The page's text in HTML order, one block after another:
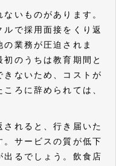
いものがあります。
で採用面接をくり返
業務が圧迫されま
のうちは教育期間と
きないため、コストが
ろに辞められては、
れると、行き届いた
サービスの質が低下
るでしょう。飲食店